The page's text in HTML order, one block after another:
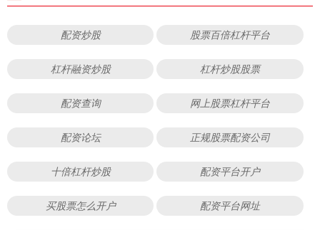
配资炒股 股票百倍杠杆平台
杠杆融资炒股 杠杆炒股股票
配资查询 网上股票杠杆平台
配资论坛 正规股票配资公司
十倍杠杆炒股 配资平台开户
买股票怎么开户 配资平台网址